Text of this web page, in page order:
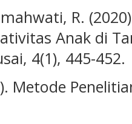
R.
Anak di
4(1), 445-452.
Metode